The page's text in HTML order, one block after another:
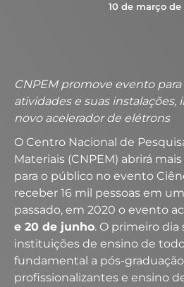
10 de março de
CNPEM promove evento
atividades e suas instalações,
novo acelerador de elétrons
O Centro Nacional de
Materiais (CNPEM) abrirá
para o público no evento
receber 16 mil pessoas em
passado, em 2020 o evento
e 20 de junho. O primeiro dia
instituições de ensino de
fundamental a pós-
profissionalizantes e ensino